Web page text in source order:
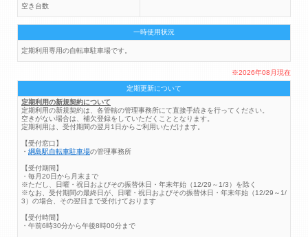
空き台数
一時使用状況
定期利用専用の自転車駐車場です。
※2026年08月現在
定期更新について
定期利用の新規契約について
定期利用の新規契約は、各管轄の管理事務所にて直接手続きを行ってください。
空きがない場合は、補欠登録をしていただくこととなります。
定期利用は、受付期間の翌月1日からご利用いただけます。
【受付窓口】
・ 綱島駅自転車駐車場の管理事務所
【受付期間】
・毎月20日から月末まで
※ただし、日曜・祝日およびその振替休日・年末年始（12/29～1/3）を除く
※なお、受付期間の最終日が、日曜・祝日およびその振替休日・年末年始（12/29～1/
3）の場合、その翌日まで受付けております
【受付時間】
・午前6時30分から午後8時00分まで